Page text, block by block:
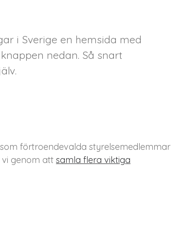
i Sverige en hemsida med
nedan. Så snart
förtroendevalda styrelsemedlemmar
vi genom att samla flera viktiga